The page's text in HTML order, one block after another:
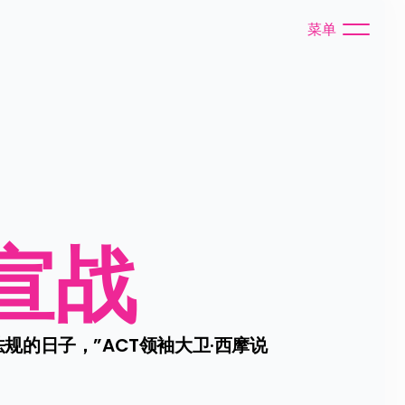
菜单
战
的日子，”ACT领袖大卫·西摩说